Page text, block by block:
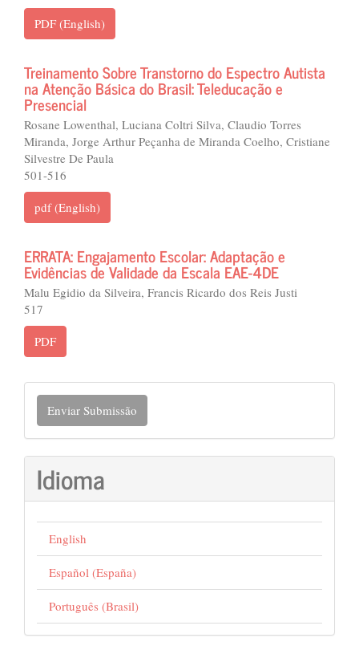
PDF (English)
Treinamento Sobre Transtorno do Espectro Autista
na Atenção Básica do Brasil: Teleducação e
Presencial
Rosane Lowenthal, Luciana Coltri Silva, Claudio Torres
Miranda, Jorge Arthur Peçanha de Miranda Coelho, Cristiane
Silvestre De Paula
501-516
pdf (English)
ERRATA: Engajamento Escolar: Adaptação e
Evidências de Validade da Escala EAE-4DE
Malu Egidio da Silveira, Francis Ricardo dos Reis Justi
517
PDF
Enviar
Submissão
Enviar Submissão
Idioma
English
Español (España)
Português (Brasil)